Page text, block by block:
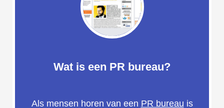
Wat is een PR bureau?
Als mensen horen van een PR bureau is